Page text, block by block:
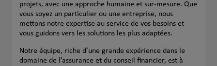
projets, avec une approche humaine et sur-mesure. Que
vous soyez un particulier ou une entreprise, nous
mettons notre expertise au service de vos besoins et
vous guidons vers les solutions les plus adaptées.
Notre équipe, riche d’une grande expérience dans le
domaine de l’assurance et du conseil financier, est à